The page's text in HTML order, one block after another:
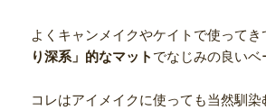
よくキャンメイクやケイトで使ってき
り深系」的なマット でなじみの良い
コレはアイメイクに使っても当然馴